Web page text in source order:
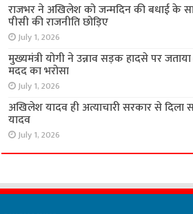
राजभर ने अखिलेश को जन्मदिन की बधाई के
पीसी की राजनीति छोड़िए
July 1, 2026
मुख्यमंत्री योगी ने उन्नाव सड़क हादसे पर
मदद का भरोसा
July 1, 2026
अखिलेश यादव ही अत्याचारी सरकार से दिला
यादव
July 1, 2026